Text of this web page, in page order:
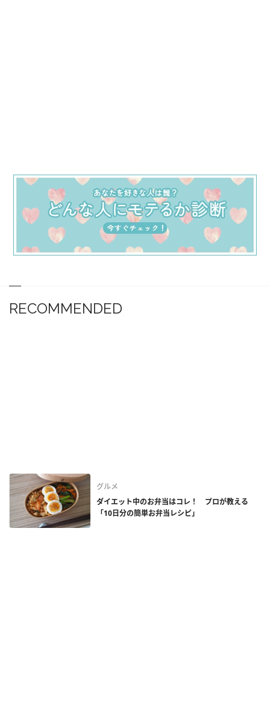
RECOMMENDED
グルメ
ダイエット中のお弁当はコレ！ プロが教える
「10日分の簡単お弁当レシピ」